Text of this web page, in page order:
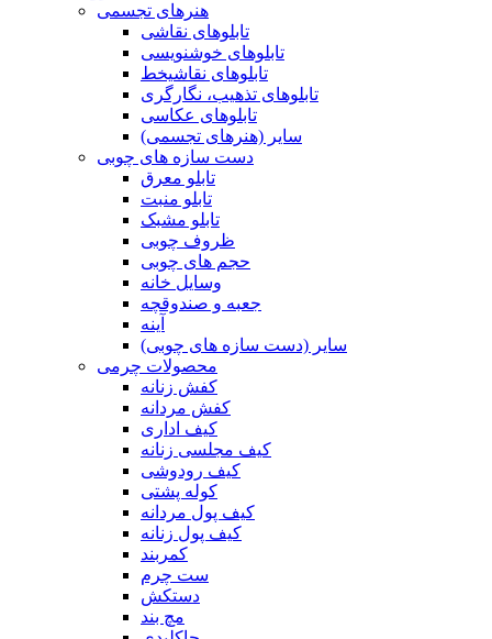
هنرهای تجسمی
تابلوهای نقاشی
تابلوهای خوشنویسی
تابلوهای نقاشیخط
تابلوهای تذهیب، نگارگری
تابلوهای عکاسی
سایر (هنرهای تجسمی)
دست سازه های چوبی
تابلو معرق
تابلو منبت
تابلو مشبک
ظروف چوبی
حجم های چوبی
وسایل خانه
جعبه و صندوقچه
آینه
سایر (دست سازه های چوبی)
محصولات چرمی
کفش زنانه
کفش مردانه
کیف اداری
کیف مجلسی زنانه
کیف رودوشی
کوله پشتی
کیف پول مردانه
کیف پول زنانه
کمربند
ست چرم
دستکش
مچ بند